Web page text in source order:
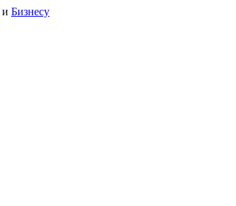
и Бизнесу